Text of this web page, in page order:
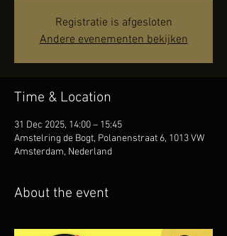
Registratie is afgesloten
Andere evenementen bekijken
Time & Location
31 Dec 2025, 14:00 – 15:45
Amstelring de Bogt, Polanenstraat 6, 1013 VW
Amsterdam, Nederland
About the event